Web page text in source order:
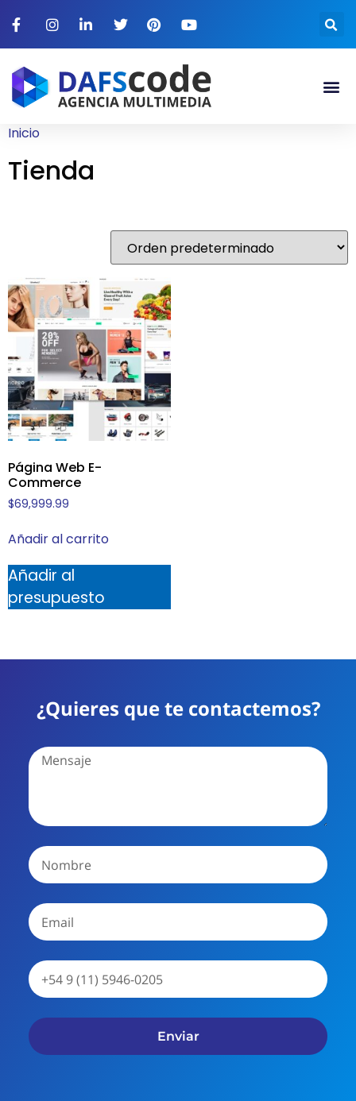
Inicio
Tienda
Página Web E-
Commerce
$69,999.99
Añadir al carrito
Añadir al
presupuesto
¿Quieres que te contactemos?
Enviar